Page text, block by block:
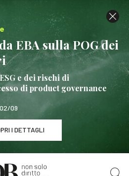
EBA sulla POG dei
e dei rischi di
di product governance
09
I DETTAGLI
23 settembre